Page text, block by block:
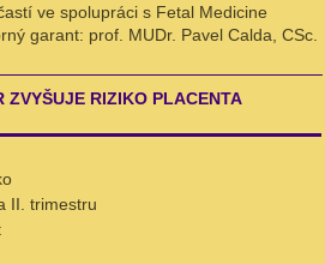
ve spolupráci s Fetal Medicine
garant: prof. MUDr. Pavel Calda, CSc.
ZVYŠUJE RIZIKO PLACENTA
II. trimestru